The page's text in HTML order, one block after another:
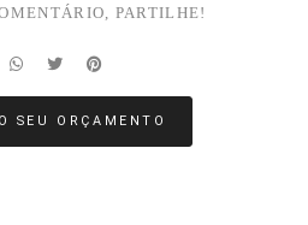
PARTILHE!
SEU ORÇAMENTO